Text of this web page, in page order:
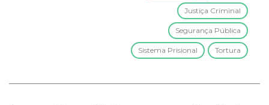
Justiça Criminal
Segurança Pública
Sistema Prisional Tortura